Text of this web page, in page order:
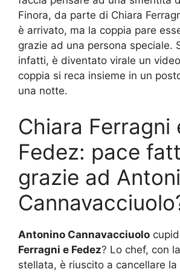
Finora, da parte di Chiara
è arrivato, ma la coppia pare
grazie ad una persona speciale.
infatti, è diventato virale un
coppia si reca insieme in un
una notte.
Chiara Ferragni
Fedez: pace
grazie ad
Antonino Cannavacciuolo
Ferragni e Fedez? Lo chef, con
stellata, è riuscito a cancellare la